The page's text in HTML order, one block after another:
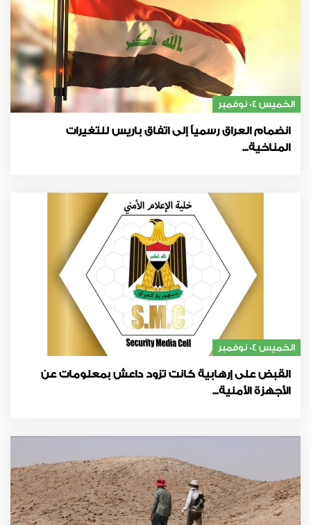
الخميس 04 نوفمبر
انضمام العراق رسمياً إلى اتفاق باريس للتغيرات
المناخية...
الخميس 04 نوفمبر
القبض على إرهابية كانت تزود داعش بمعلومات عن
الأجهزة الأمنية...